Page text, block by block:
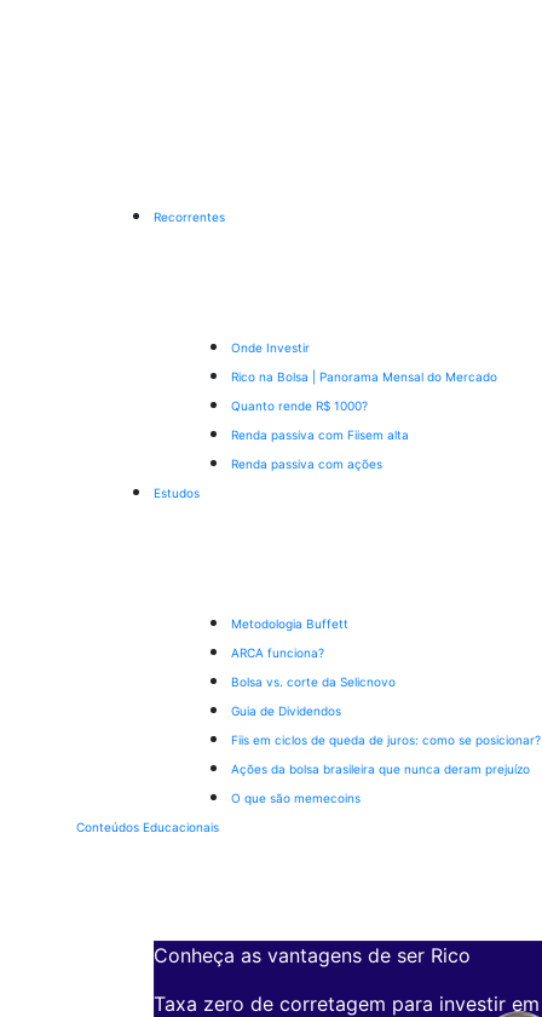
Recorrentes
Onde Investir
Rico na Bolsa | Panorama Mensal do Mercado
Quanto rende R$ 1000?
Renda passiva com Fiisem alta
Renda passiva com ações
Estudos
Metodologia Buffett
ARCA funciona?
Bolsa vs. corte da Selicnovo
Guia de Dividendos
Fiis em ciclos de queda de juros: como se posicionar?
Ações da bolsa brasileira que nunca deram prejuízo
O que são memecoins
Conteúdos Educacionais
Conheça as vantagens de ser Rico
Taxa zero de corretagem para investir